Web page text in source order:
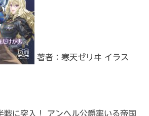
著者：寒天ゼリヰ イラス
戦に突入！ アンヘル公爵率いる帝国